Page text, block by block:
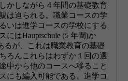
かしながら４年間の基礎教育
は迫られる。職業コースの学
いは進学コースの学校にする
にはHauptschule (5 年間)か
るが、これは職業教育の基礎
ろんこれらはわずか１回の選
中から他のコースへ移ること
にも編入可能である。進学コ